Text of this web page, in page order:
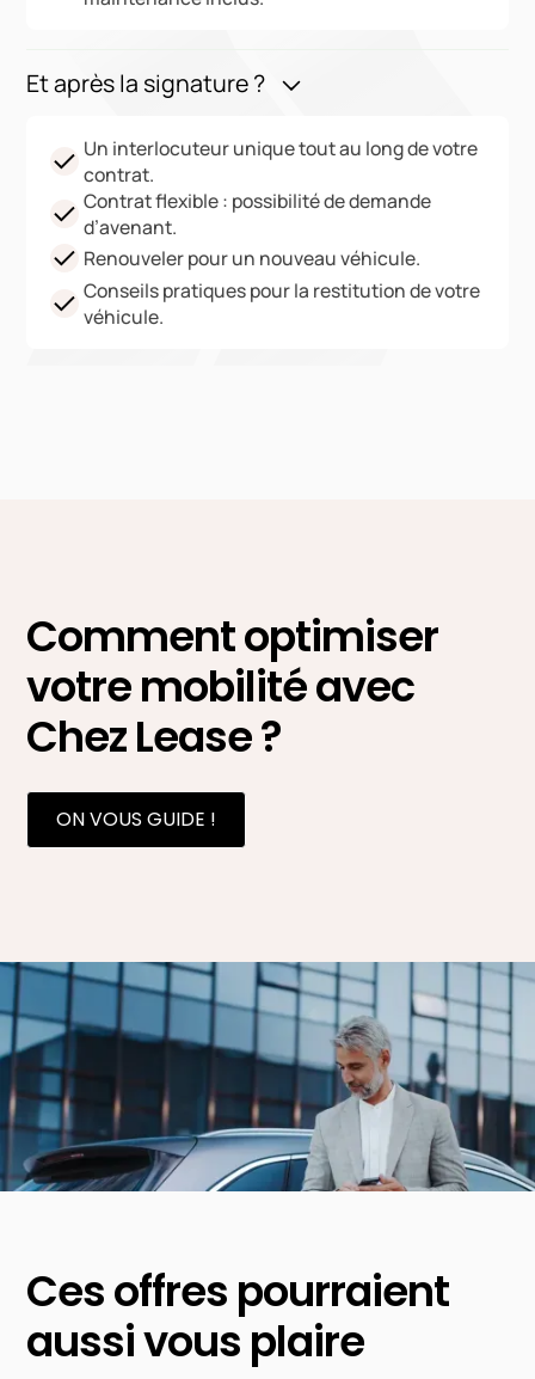
Et après la signature ?
Un interlocuteur unique tout au long de votre
contrat.
Contrat flexible : possibilité de demande
d’avenant.
Renouveler pour un nouveau véhicule.
Conseils pratiques pour la restitution de votre
véhicule.
Comment optimiser
votre mobilité avec
Chez Lease ?
ON VOUS GUIDE !
Ces offres pourraient
aussi vous plaire